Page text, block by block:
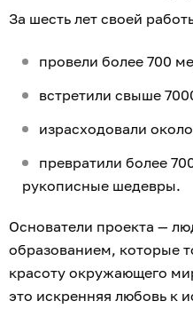
За шесть лет своей
провели более 700
встретили свыше
израсходовали
превратили более
рукописные шедевры.
Основатели проекта —
образованием, которые
красоту окружающего
это искренняя любовь к